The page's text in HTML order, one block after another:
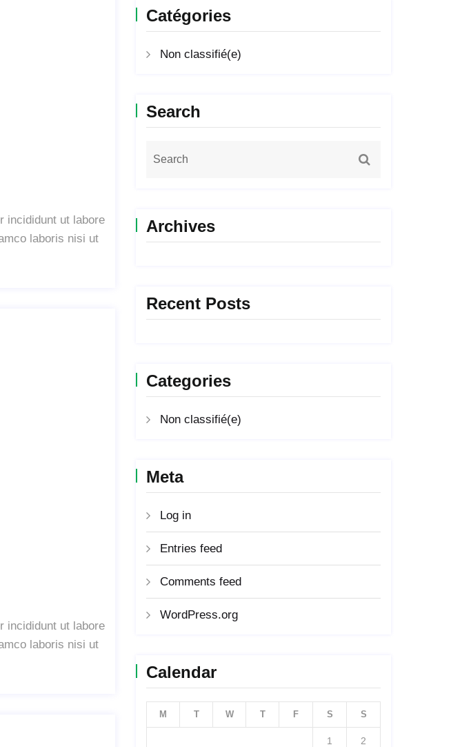
incididunt ut labore
laboris nisi ut
incididunt ut labore
laboris nisi ut
Catégories
Non classifié(e)
Search
Archives
Recent Posts
Categories
Non classifié(e)
Meta
Log in
Entries feed
Comments feed
WordPress.org
Calendar
M T W T F S S
1 2